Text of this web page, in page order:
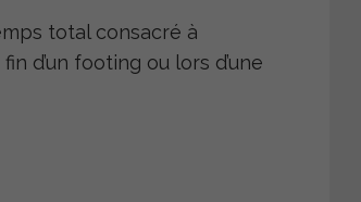
total consacré à
d’un footing ou lors d’une